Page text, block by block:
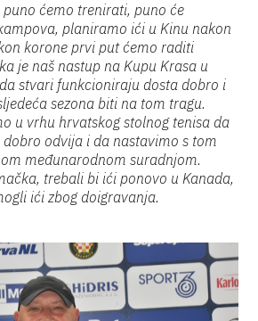
ćemo trenirati, puno će
planiramo ići u Kinu nakon
korone prvi put ćemo raditi
je naš nastup na Kupu Krasa u
stvari funkcioniraju dosta dobro i
sezona biti na tom tragu.
u vrhu hrvatskog stolnog tenisa da
odvija i da nastavimo s tom
međunarodnom suradnjom.
trebali bi ići ponovo u Kanada,
ići zbog doigravanja.